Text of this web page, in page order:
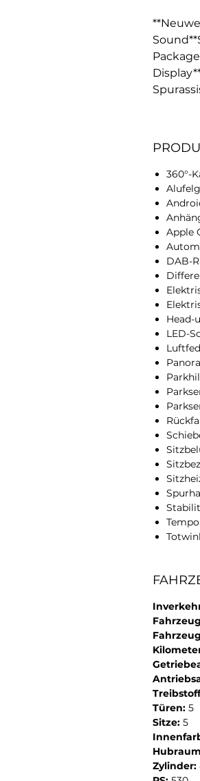
360°-
Apple
DAB-
Head-
LED-
Türen: 5
Sitze: 5
Zylinder: